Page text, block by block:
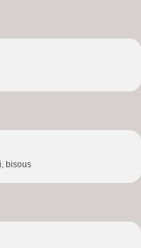
bisous